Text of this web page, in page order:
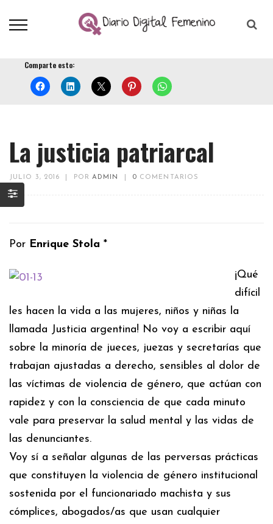
Comparte esto:
La justicia patriarcal
JULIO 3, 2016 PORADMIN 0 COMENTARIOS
Por Enrique Stola *
¡Qué
difícil
les hacen la vida a las mujeres, niños y niñas la
llamada Justicia argentina! No voy a escribir aquí
sobre la minoría de jueces, juezas y secretarías que
trabajan ajustadas a derecho, sensibles al dolor de
las víctimas de violencia de género, que actúan con
rapidez y con la consciencia de que cada minuto
vale para preservar la salud mental y las vidas de
las denunciantes.
Voy sí a señalar algunas de las perversas prácticas
que constituyen la violencia de género institucional
sostenida por el funcionariado machista y sus
cómplices, abogados/as que usan cualquier